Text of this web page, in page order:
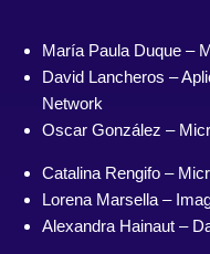
María Paula Duque –
David Lancheros –
Network
Oscar González –
Catalina Rengifo –
Lorena Marsella –
Alexandra Hainaut –